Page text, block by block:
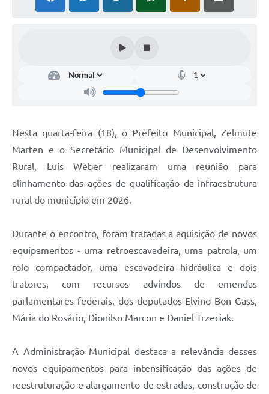
Nesta quarta-feira (18), o Prefeito Municipal, Zelmute
Marten e o Secretário Municipal de Desenvolvimento
Rural, Luís Weber realizaram uma reunião para
alinhamento das ações de qualificação da infraestrutura
rural do município em 2026.
Durante o encontro, foram tratadas a aquisição de novos
equipamentos - uma retroescavadeira, uma patrola, um
rolo compactador, uma escavadeira hidráulica e dois
tratores, com recursos advindos de emendas
parlamentares federais, dos deputados Elvino Bon Gass,
Mária do Rosário, Dionilso Marcon e Daniel Trzeciak.
A Administração Municipal destaca a relevância desses
novos equipamentos para intensificação das ações de
reestruturação e alargamento de estradas, construção de